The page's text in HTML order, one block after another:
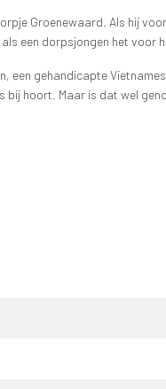
Groenewaard. Als hij
een dorpsjongen het
een gehandicapte
hoort. Maar is dat wel